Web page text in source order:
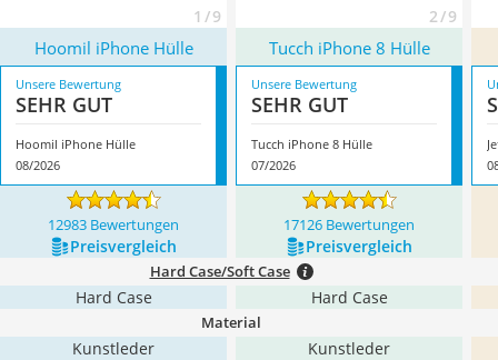
1 / 9 2 / 9
Hoomil iPhone Hülle Tucch iPhone 8 Hülle
Unsere Bewertung
SEHR GUT
Hoomil iPhone Hülle
08/2026
Unsere Bewertung
SEHR GUT
Tucch iPhone 8 Hülle
07/2026
12983 Bewertungen 17126 Bewertungen
Preis­vergleich Preis­vergleich
Hard Case/Soft Case
Hard Case Hard Case
Material
Kunstleder Kunstleder